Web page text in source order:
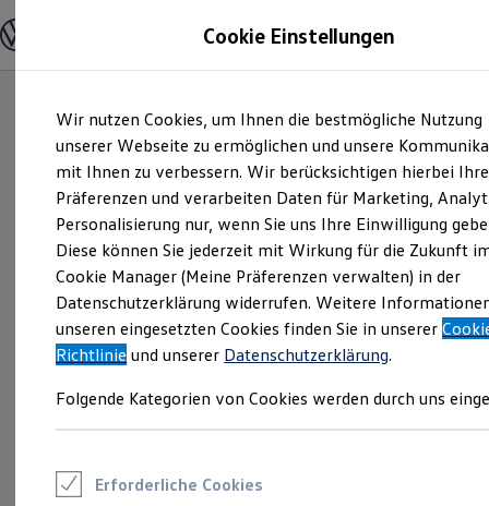
Hauptinhalt
springen
Footer
springen
Modelle und Konfigurator
Modelle vergleichen
Elektroautos
ENERGY Sondermodelle
Nutzfahrzeuge
SUV und CUV
Familienautos
Kombis
Kompaktwagen
Sportwagen
Schnell verfügbare Fahrzeuge
Angebote und Produkte
Aktuelle Angebote
E-Auto-Förderung
Volkswagen Marktplatz
Junge Gebrauchtwagen und Gebrauchtwagen
Saisonangebote
Cookie Einstellungen
Wir nutzen Cookies, um Ihnen die bestmögliche Nutzung
unserer Webseite zu ermöglichen und unsere
mit Ihnen zu verbessern. Wir berücksichtigen hierbei Ihre
Präferenzen und verarbeiten Daten für Marketing,
Personalisierung nur, wenn Sie uns Ihre Einwilligung
Diese können Sie jederzeit mit Wirkung für die Zukunft
Cookie Manager (Meine Präferenzen verwalten) in der
Datenschutzerklärung widerrufen. Weitere
unseren eingesetzten Cookies finden Sie in unserer
Richtlinie und unserer Datenschutzerklärung.
Folgende Kategorien von Cookies werden durch uns
Erforderliche Cookies